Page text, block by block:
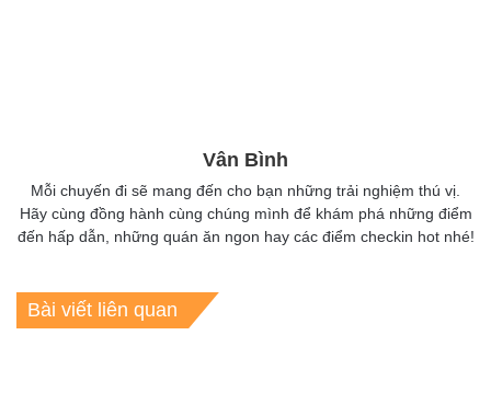
Vân Bình
Mỗi chuyến đi sẽ mang đến cho bạn những trải nghiệm thú vị.
Hãy cùng đồng hành cùng chúng mình để khám phá những điểm
đến hấp dẫn, những quán ăn ngon hay các điểm checkin hot nhé!
Bài viết liên quan